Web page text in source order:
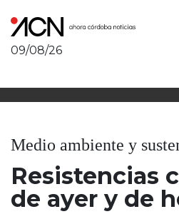
09/08/26
Política y
Córdoba
Córdoba, la
Ambiente y
Córdoba
Córdoba, la
Villa María
San
Punilla /
Medio ambiente y
Resistencias
de ayer y de